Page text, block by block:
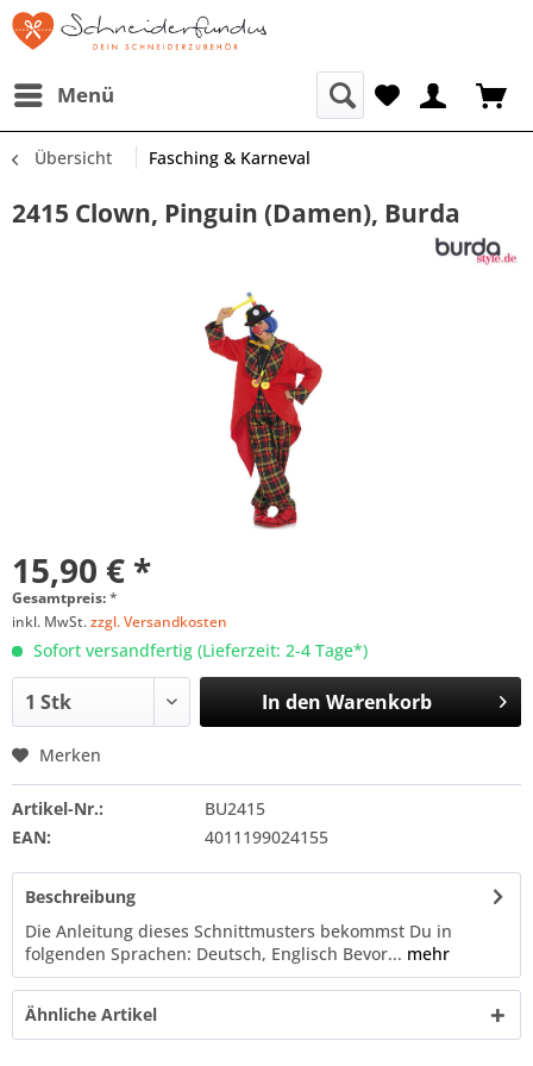
Menü
Übersicht Fasching & Karneval
2415 Clown, Pinguin (Damen), Burda
15,90 € *
Gesamtpreis:*
inkl. MwSt.zzgl. Versandkosten
Sofort versandfertig (Lieferzeit: 2-4 Tage*)
In den Warenkorb
Merken
Artikel-Nr.:
BU2415
EAN:
4011199024155
Beschreibung
Die Anleitung dieses Schnittmusters bekommst Du in
folgenden Sprachen: Deutsch, Englisch Bevor... mehr
Ähnliche Artikel